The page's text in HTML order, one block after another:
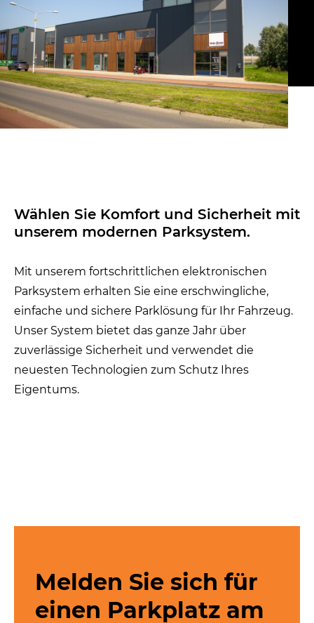
Wählen Sie Komfort und Sicherheit mit
unserem modernen Parksystem.
Mit unserem fortschrittlichen elektronischen
Parksystem erhalten Sie eine erschwingliche,
einfache und sichere Parklösung für Ihr Fahrzeug.
Unser System bietet das ganze Jahr über
zuverlässige Sicherheit und verwendet die
neuesten Technologien zum Schutz Ihres
Eigentums.
Melden Sie sich für
einen Parkplatz am